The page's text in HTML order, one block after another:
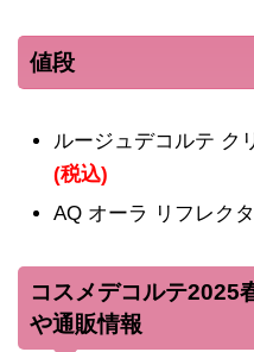
値段
ルージュデコルテ ク
(税込)
AQ オーラ リフレク
コスメデコルテ2025
や通販情報